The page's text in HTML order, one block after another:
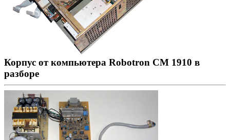
Корпус от компьютера Robotron CM 1910 в
разборе